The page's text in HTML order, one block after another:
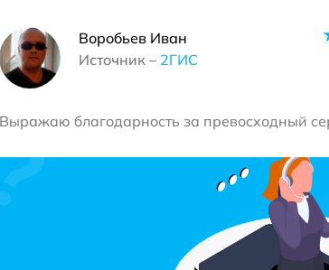
быстро, и мне дали полезные советы
Воробьев Иван
Источник – 2ГИС
Выражаю благодарность за превосходный